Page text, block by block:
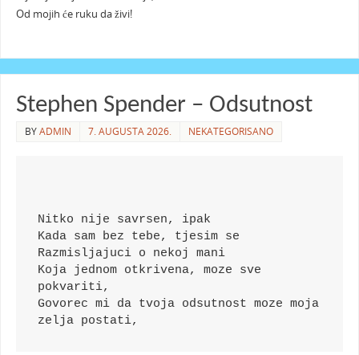
Od mojih će ruku da živi!
Stephen Spender – Odsutnost
BYADMIN 7. AUGUSTA 2026. NEKATEGORISANO
Nitko nije savrsen, ipak
Kada sam bez tebe, tjesim se
Razmisljajuci o nekoj mani
Koja jednom otkrivena, moze sve
pokvariti,
Govorec mi da tvoja odsutnost moze moja
zelja postati,